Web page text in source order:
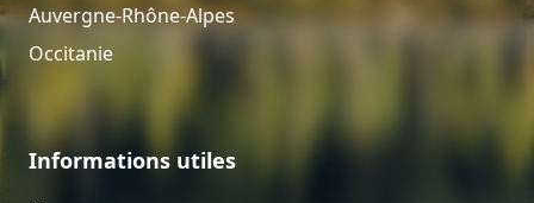
Auvergne-Rhône-Alpes
Occitanie
Informations utiles